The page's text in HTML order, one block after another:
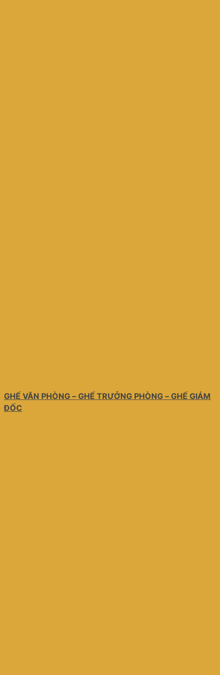
GHẾ VĂN PHÒNG – GHẾ TRƯỞNG PHÒNG – GHẾ GIÁM
ĐỐC